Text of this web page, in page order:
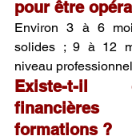
pour être
Environ 3 à 6
solides ; 9 à 12
niveau
Existe-t-il
formations ?